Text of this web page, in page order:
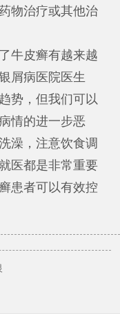
物治疗或其他治
牛皮癣有越来越
屑病医院医生
势，但我们可以
情的进一步恶
澡，注意饮食调
医都是非常重要
患者可以有效控